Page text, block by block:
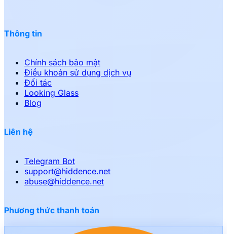
Thông tin
Chính sách bảo mật
Điều khoản sử dụng dịch vụ
Đối tác
Looking Glass
Blog
Liên hệ
Telegram Bot
support@hiddence.net
abuse@hiddence.net
Phương thức thanh toán